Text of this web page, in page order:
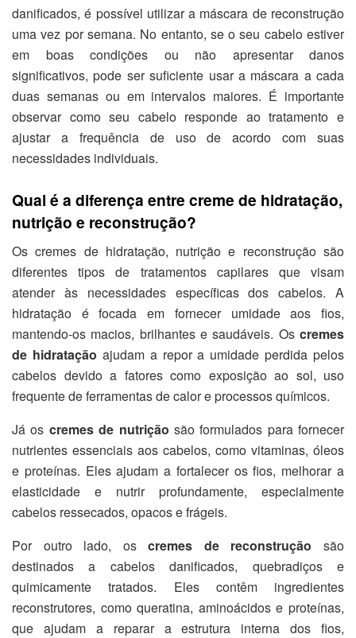
danificados, é possível utilizar a máscara de reconstrução
uma vez por semana. No entanto, se o seu cabelo estiver
em boas condições ou não apresentar danos
significativos, pode ser suficiente usar a máscara a cada
duas semanas ou em intervalos maiores. É importante
observar como seu cabelo responde ao tratamento e
ajustar a frequência de uso de acordo com suas
necessidades individuais.
Qual é a diferença entre creme de hidratação,
nutrição e reconstrução?
Os cremes de hidratação, nutrição e reconstrução são
diferentes tipos de tratamentos capilares que visam
atender às necessidades específicas dos cabelos. A
hidratação é focada em fornecer umidade aos fios,
mantendo-os macios, brilhantes e saudáveis. Os cremes
de hidratação ajudam a repor a umidade perdida pelos
cabelos devido a fatores como exposição ao sol, uso
frequente de ferramentas de calor e processos químicos.
Já os cremes de nutrição são formulados para fornecer
nutrientes essenciais aos cabelos, como vitaminas, óleos
e proteínas. Eles ajudam a fortalecer os fios, melhorar a
elasticidade e nutrir profundamente, especialmente
cabelos ressecados, opacos e frágeis.
Por outro lado, oscremes de reconstrução são
destinados a cabelos danificados, quebradiços e
quimicamente tratados. Eles contêm ingredientes
reconstrutores, como queratina, aminoácidos e proteínas,
que ajudam a reparar a estrutura interna dos fios,